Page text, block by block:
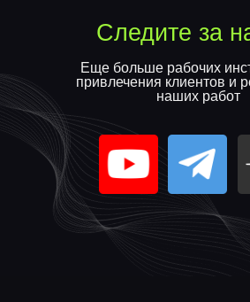
Следите за
Еще больше рабочих
привлечения клиентов и
наших работ